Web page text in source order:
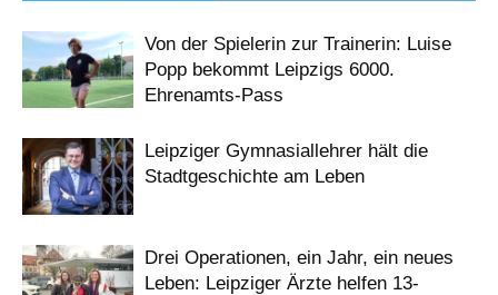
Von der Spielerin zur Trainerin: Luise
Popp bekommt Leipzigs 6000.
Ehrenamts-Pass
Leipziger Gymnasiallehrer hält die
Stadtgeschichte am Leben
Drei Operationen, ein Jahr, ein neues
Leben: Leipziger Ärzte helfen 13-